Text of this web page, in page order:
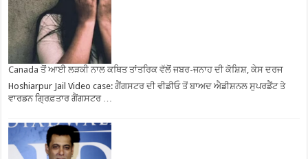
Canada ਤੋਂ ਆਈ ਲੜਕੀ ਨਾਲ ਕਥਿਤ ਤਾਂਤਰਿਕ ਵੱਲੋਂ ਜਬਰ-ਜਨਾਹ ਦੀ ਕੋਸ਼ਿਸ਼, ਕੇਸ ਦਰਜ
Hoshiarpur Jail Video case: ਗੈਂਗਸਟਰ ਦੀ ਵੀਡੀਓ ਤੋਂ ਬਾਅਦ ਐਡੀਸ਼ਨਲ ਸੁਪਰਡੈਂਟ ਤੇ
ਵਾਰਡਨ ਗ੍ਰਿਫ਼ਤਾਰ ਗੈਂਗਸਟਰ …